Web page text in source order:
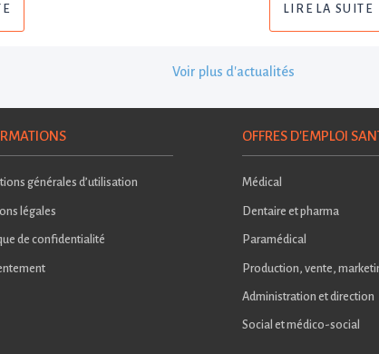
LIRE LA SUITE
Voir plus d'actualités
générales d’utilisation
légales
de confidentialité
OFFRES D'EMPLOI
Médical
Dentaire et pharma
Paramédical
Production, vente,
Administration et direction
Social et médico-social